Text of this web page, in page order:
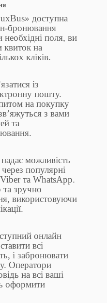
доступна
бронювання
поля, ви
квиток на
кліків.
із
пошту.
на покупку
з вами
та
можливість
популярні
та WhatsApp.
зручно
використовуючи
онлайн
всі
і забронювати
Оператори
на всі ваші
оформити